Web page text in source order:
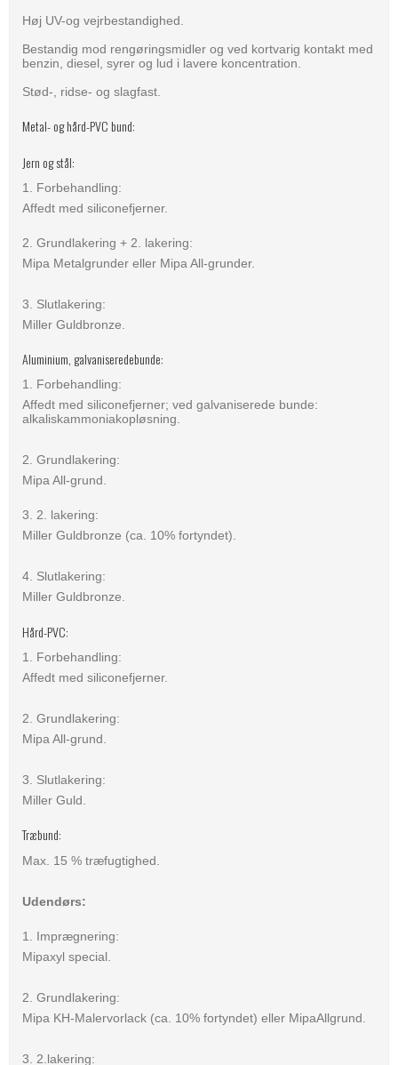
Høj UV-og vejrbestandighed.
Bestandig mod rengøringsmidler og ved kortvarig kontakt med
benzin, diesel, syrer og lud i lavere koncentration.
Stød-, ridse- og slagfast.
Metal- og hård-PVC bund:
Jern og stål:
1. Forbehandling:
Affedt med siliconefjerner.
2. Grundlakering + 2. lakering:
Mipa Metalgrunder eller Mipa All-grunder.
3. Slutlakering:
Miller Guldbronze.
Aluminium, galvaniseredebunde:
1. Forbehandling:
Affedt med siliconefjerner; ved galvaniserede bunde:
alkaliskammoniakopløsning.
2. Grundlakering:
Mipa All-grund.
3. 2. lakering:
Miller Guldbronze (ca. 10% fortyndet).
4. Slutlakering:
Miller Guldbronze.
Hård-PVC:
1. Forbehandling:
Affedt med siliconefjerner.
2. Grundlakering:
Mipa All-grund.
3. Slutlakering:
Miller Guld.
Træbund:
Max. 15 % træfugtighed.
Udendørs:
1. Imprægnering:
Mipaxyl special.
2. Grundlakering:
Mipa KH-Malervorlack (ca. 10% fortyndet) eller MipaAllgrund.
3. 2.lakering: